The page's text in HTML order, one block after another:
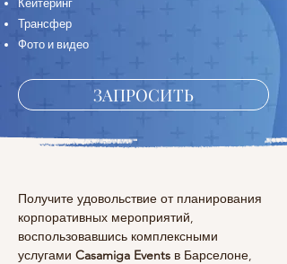
Кейтеринг
Трансфер
Фото и видео
ЗАПРОСИТЬ
Получите удовольствие от планирования
корпоративных мероприятий,
воспользовавшись комплексными
услугами Casamiga Events в Барселоне,